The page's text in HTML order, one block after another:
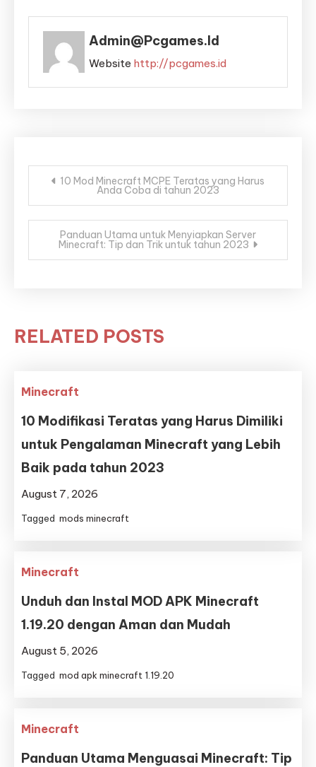
Admin@pcgames.id
Website http://pcgames.id
Post
navigation
10 Mod Minecraft MCPE Teratas yang Harus
Anda Coba di tahun 2023
Panduan Utama untuk Menyiapkan Server
Minecraft: Tip dan Trik untuk tahun 2023
RELATED POSTS
Minecraft
10 Modifikasi Teratas yang Harus Dimiliki
untuk Pengalaman Minecraft yang Lebih
Baik pada tahun 2023
August 7, 2026
Tagged mods minecraft
Minecraft
Unduh dan Instal MOD APK Minecraft
1.19.20 dengan Aman dan Mudah
August 5, 2026
Tagged mod apk minecraft 1.19.20
Minecraft
Panduan Utama Menguasai Minecraft: Tip